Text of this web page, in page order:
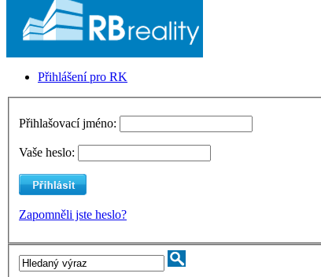
Přihlášení pro RK
Přihlašovací jméno:
Vaše heslo:
Zapomněli jste heslo?